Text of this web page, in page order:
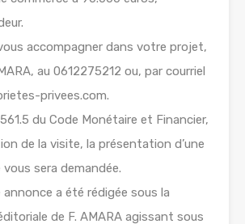
accompagner dans votre projet,
au 0612275212 ou, par courriel
privees.com.
du Code Monétaire et Financier,
de la visite, la présentation d’une
sera demandée.
a été rédigée sous la
de F. AMARA agissant sous